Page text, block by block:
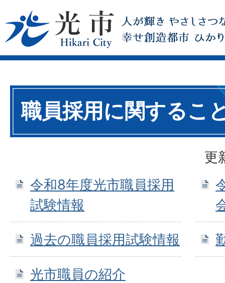
職員採用に関するこ
更
令和8年度光市職員採用
試験情報
過去の職員採用試験情報
光市職員の紹介